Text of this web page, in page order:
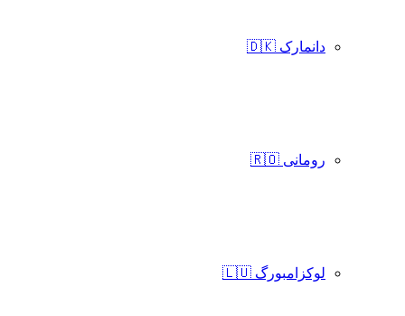
دانمارک 🇩🇰
رومانی 🇷🇴
لوکزامبورگ 🇱🇺